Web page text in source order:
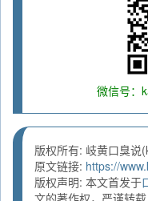
微信号：
版权所有: 岐黄口臭说
原文链接: https://
版权声明: 本文首发于
文的著作权，严谨转